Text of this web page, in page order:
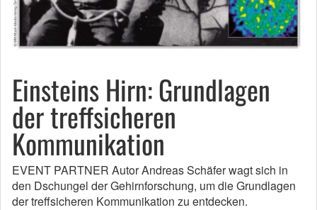
Einsteins Hirn: Grundlagen
der treffsicheren
Kommunikation
EVENT PARTNER Autor Andreas Schäfer wagt sich in
den Dschungel der Gehirnforschung, um die Grundlagen
der treffsicheren Kommunikation zu entdecken.